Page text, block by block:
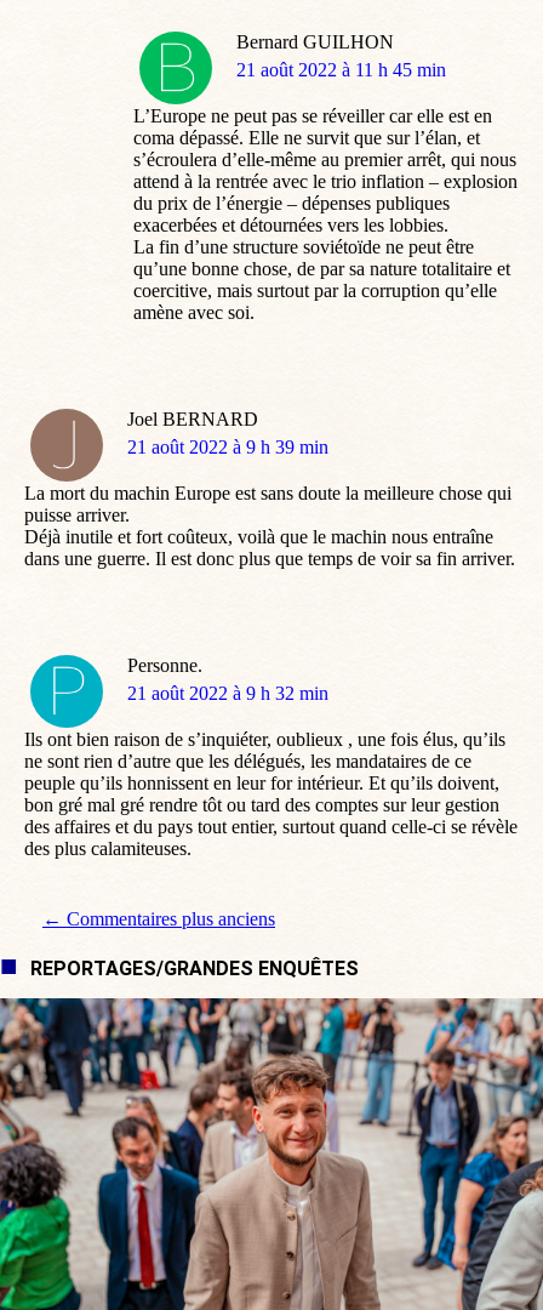
Bernard GUILHON
dit
21 août 2022 à 11 h 45 min
L’Europe ne peut pas se réveiller car elle est en
coma dépassé. Elle ne survit que sur l’élan, et
s’écroulera d’elle-même au premier arrêt, qui nous
attend à la rentrée avec le trio inflation – explosion
du prix de l’énergie – dépenses publiques
exacerbées et détournées vers les lobbies.
La fin d’une structure soviétoïde ne peut être
qu’une bonne chose, de par sa nature totalitaire et
coercitive, mais surtout par la corruption qu’elle
amène avec soi.
Joel BERNARD
dit
21 août 2022 à 9 h 39 min
La mort du machin Europe est sans doute la meilleure chose qui
puisse arriver.
Déjà inutile et fort coûteux, voilà que le machin nous entraîne
dans une guerre. Il est donc plus que temps de voir sa fin arriver.
Personne.
dit
21 août 2022 à 9 h 32 min
Ils ont bien raison de s’inquiéter, oublieux , une fois élus, qu’ils
ne sont rien d’autre que les délégués, les mandataires de ce
peuple qu’ils honnissent en leur for intérieur. Et qu’ils doivent,
bon gré mal gré rendre tôt ou tard des comptes sur leur gestion
des affaires et du pays tout entier, surtout quand celle-ci se révèle
des plus calamiteuses.
Navigation de commentaire
← Commentaires plus anciens
REPORTAGES/GRANDES ENQUÊTES